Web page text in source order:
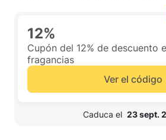
12%
Cupón del 12% de descuento
fragancias
Ver el código
Caduca el 23 sept.